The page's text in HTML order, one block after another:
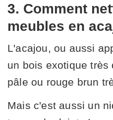
3. Comment
meubles en
L'acajou, ou aussi
un bois exotique très
pâle ou rouge brun
Mais c'est aussi un